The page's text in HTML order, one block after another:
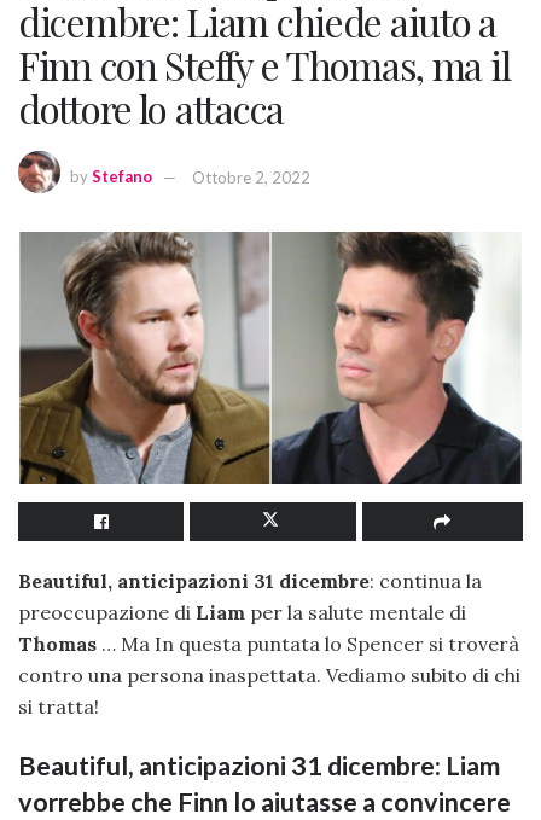
dicembre: Liam chiede aiuto a
Finn con Steffy e Thomas, ma il
dottore lo attacca
byStefano Ottobre 2, 2022
Beautiful, anticipazioni 31 dicembre: continua la
preoccupazione di Liam per la salute mentale di
Thomas … Ma In questa puntata lo Spencer si troverà
contro una persona inaspettata. Vediamo subito di chi
si tratta!
Beautiful, anticipazioni 31 dicembre: Liam
vorrebbe che Finn lo aiutasse a convincere